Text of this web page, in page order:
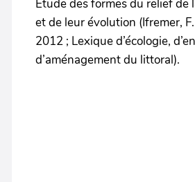
Étude des formes du relief de
et de leur évolution (Ifremer,
2012 ; Lexique d’écologie,
d’aménagement du littoral).